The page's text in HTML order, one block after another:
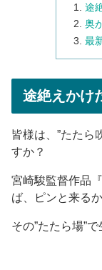
途
奥
最
途絶えかけ
皆様は、”たたら
すか？
宮崎駿監督作品
ば、ピンと来る
その”たたら場”